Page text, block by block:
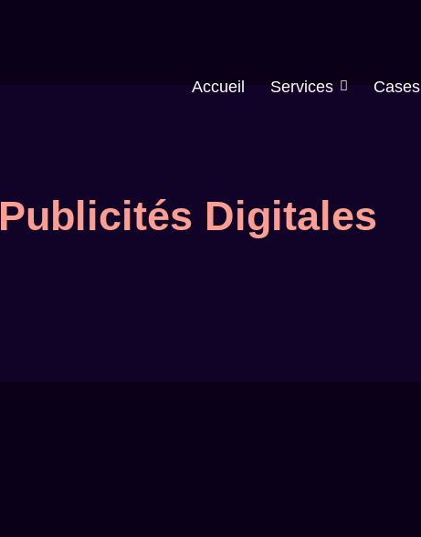
Accueil Services Cases
Publicités Digitales